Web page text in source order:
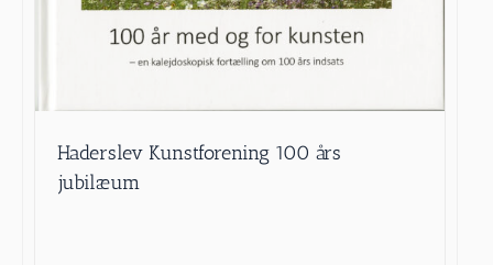
Haderslev Kunstforening 100 års
jubilæum